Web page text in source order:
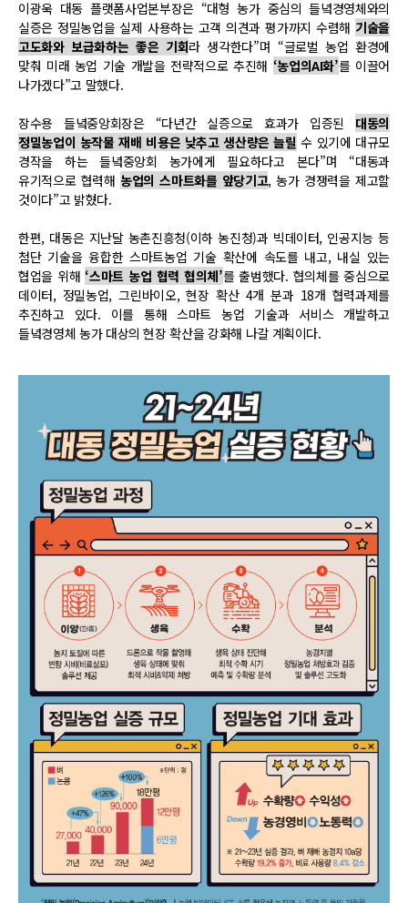
이광욱 대동 플랫폼사업본부장은 “대형 농가 중심의 들녘경영체와의
실증은 정밀농업을 실제 사용하는 고객 의견과 평가까지 수렴해 기술을
고도화와 보급화하는 좋은 기회라 생각한다”며 “글로벌 농업 환경에
맞춰 미래 농업 기술 개발을 전략적으로 추진해 ‘농업의AI화’를 이끌어
나가겠다”고 말했다.
장수용 들녘중앙회장은 “다년간 실증으로 효과가 입증된 대동의
정밀농업이 농작물 재배 비용은 낮추고 생산량은 늘릴 수 있기에 대규모
경작을 하는 들녘중앙회 농가에게 필요하다고 본다”며 “대동과
유기적으로 협력해 농업의 스마트화를 앞당기고, 농가 경쟁력을 제고할
것이다”고 밝혔다.
한편, 대동은 지난달 농촌진흥청(이하 농진청)과 빅데이터, 인공지능 등
첨단 기술을 융합한 스마트농업 기술 확산에 속도를 내고, 내실 있는
협업을 위해 ‘스마트 농업 협력 협의체’를 출범했다. 협의체를 중심으로
데이터, 정밀농업, 그린바이오, 현장 확산 4개 분과 18개 협력과제를
추진하고 있다. 이를 통해 스마트 농업 기술과 서비스 개발하고
들녘경영체 농가 대상의 현장 확산을 강화해 나갈 계획이다.